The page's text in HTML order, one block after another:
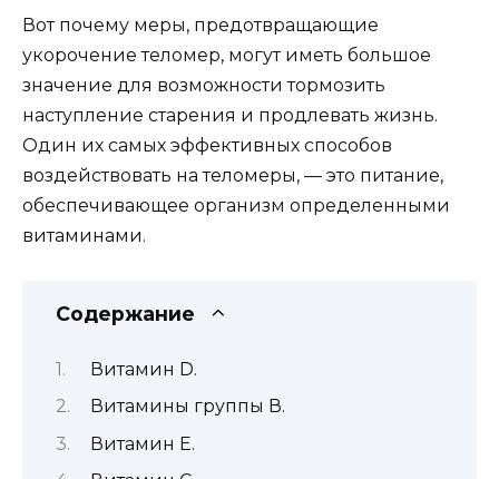
Вот почему меры, предотвращающие
укорочение теломер, могут иметь большое
значение для возможности тормозить
наступление старения и продлевать жизнь.
Один их самых эффективных способов
воздействовать на теломеры, — это питание,
обеспечивающее организм определенными
витаминами.
Содержание
Витамин D.
Витамины группы В.
Витамин Е.